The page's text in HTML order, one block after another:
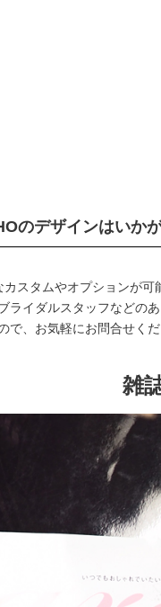
のデザインはいか
スタムやオプションが可
ライダルスタッフなどの
、お気軽にお問合せくだ
雑